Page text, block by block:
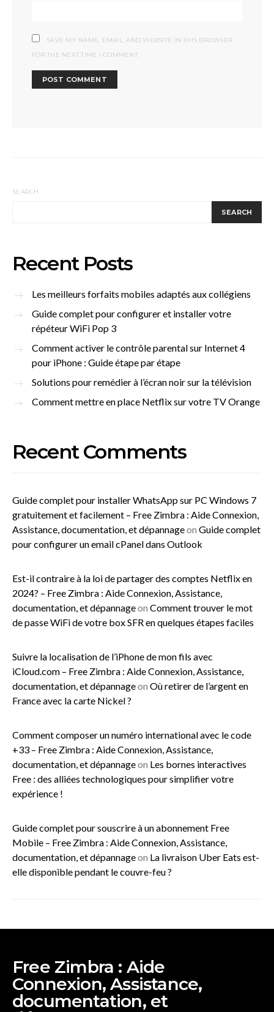
SAVE MY NAME, EMAIL, AND WEBSITE IN THIS BROWSER
FOR THE NEXT TIME I COMMENT.
SEARCH
SEARCH
Recent Posts
Les meilleurs forfaits mobiles adaptés aux collégiens
Guide complet pour configurer et installer votre
répéteur WiFi Pop 3
Comment activer le contrôle parental sur Internet 4
pour iPhone : Guide étape par étape
Solutions pour remédier à l’écran noir sur la télévision
Comment mettre en place Netflix sur votre TV Orange
Recent Comments
Guide complet pour installer WhatsApp sur PC Windows 7
gratuitement et facilement – Free Zimbra : Aide Connexion,
Assistance, documentation, et dépannageon Guide complet
pour configurer un email cPanel dans Outlook
Est-il contraire à la loi de partager des comptes Netflix en
2024? – Free Zimbra : Aide Connexion, Assistance,
documentation, et dépannageon Comment trouver le mot
de passe WiFi de votre box SFR en quelques étapes faciles
Suivre la localisation de l’iPhone de mon fils avec
iCloud.com – Free Zimbra : Aide Connexion, Assistance,
documentation, et dépannageon Où retirer de l’argent en
France avec la carte Nickel ?
Comment composer un numéro international avec le code
+33 – Free Zimbra : Aide Connexion, Assistance,
documentation, et dépannageon Les bornes interactives
Free : des alliées technologiques pour simplifier votre
expérience !
Guide complet pour souscrire à un abonnement Free
Mobile – Free Zimbra : Aide Connexion, Assistance,
documentation, et dépannageon La livraison Uber Eats est-
elle disponible pendant le couvre-feu ?
Free Zimbra : Aide
Connexion, Assistance,
documentation, et